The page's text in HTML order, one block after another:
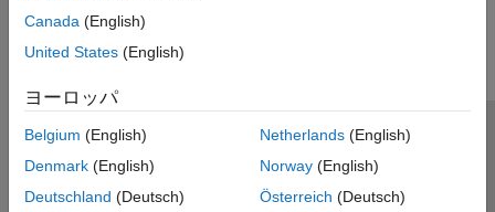
Canada (English)
United States (English)
ヨーロッパ
Belgium (English)
Denmark (English)
Deutschland (Deutsch)
Netherlands(English)
Norway(English)
Österreich (Deutsch)
トラストセンター
プライバシー ポリシー
違法コピー防止
アプリケーション ステータス
© 1994-2026 The MathWorks, Inc.